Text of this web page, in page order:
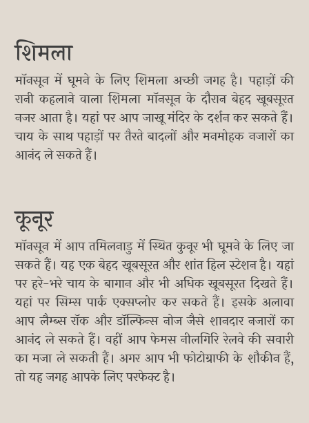
शिमला
मॉनसून में घूमने के लिए शिमला अच्छी जगह है। पहाड़ों की
रानी कहलाने वाला शिमला मॉनसून के दौरान बेहद खूबसूरत
नजर आता है। यहां पर आप जाखू मंदिर के दर्शन कर सकते हैं।
चाय के साथ पहाड़ों पर तैरते बादलों और मनमोहक नजारों का
आनंद ले सकते हैं।
कूनूर
मॉनसून में आप तमिलनाडु में स्थित कुनूर भी घूमने के लिए जा
सकते हैं। यह एक बेहद खूबसूरत और शांत हिल स्टेशन है। यहां
पर हरे-भरे चाय के बागान और भी अधिक खूबसूरत दिखते हैं।
यहां पर सिम्स पार्क एक्सप्लोर कर सकते हैं। इसके अलावा
आप लैम्ब्स रॉक और डॉल्फिन्स नोज जैसे शानदार नजारों का
आनंद ले सकते हैं। वहीं आप फेमस नीलगिरि रेलवे की सवारी
का मजा ले सकती हैं। अगर आप भी फोटोग्राफी के शौकीन हैं,
तो यह जगह आपके लिए परफेक्ट है।